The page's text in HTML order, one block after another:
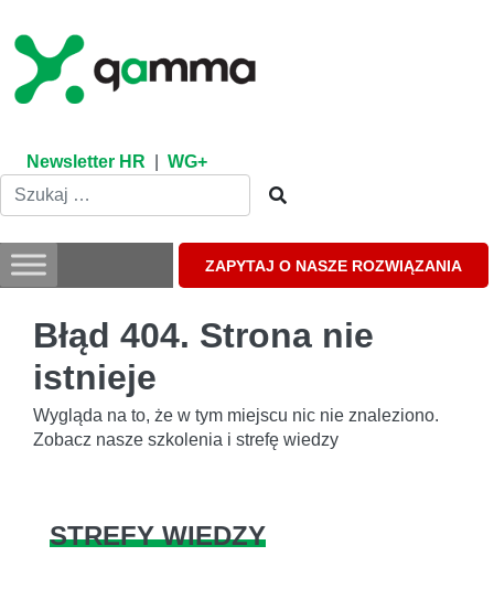
content
Newsletter HR WG+
ZAPYTAJ O NASZE ROZWIĄZANIA
Błąd 404. Strona nie
istnieje
Wygląda na to, że w tym miejscu nic nie znaleziono.
Zobacz nasze szkolenia i strefę wiedzy
STREFY WIEDZY